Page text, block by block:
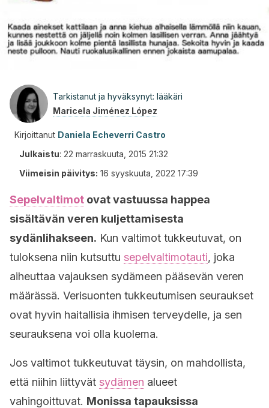
Tarkistanut ja hyväksynyt: lääkäri
Maricela Jiménez López
Kirjoittanut Daniela Echeverri Castro
Julkaistu: 22 marraskuuta, 2015 21:32
Viimeisin päivitys: 16 syyskuuta, 2022 17:39
Sepelvaltimot ovat vastuussa happea
sisältävän veren kuljettamisesta
sydänlihakseen. Kun valtimot tukkeutuvat, on
tuloksena niin kutsuttu sepelvaltimotauti, joka
aiheuttaa vajauksen sydämeen pääsevän veren
määrässä. Verisuonten tukkeutumisen seuraukset
ovat hyvin haitallisia ihmisen terveydelle, ja sen
seurauksena voi olla kuolema.
Jos valtimot tukkeutuvat täysin, on mahdollista,
että niihin liittyvät sydämen alueet
vahingoittuvat. Monissa tapauksissa